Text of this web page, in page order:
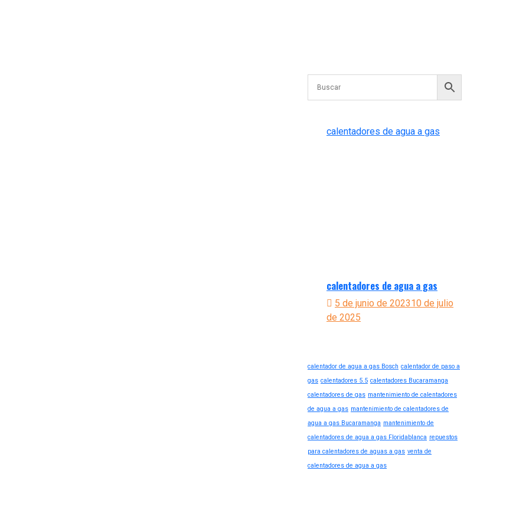
calentadores de agua a gas
calentadores de agua a gas
5 de junio de 202310 de julio
de 2025
calentador de agua a gas Bosch calentador de paso a
gas calentadores 5.5 calentadores Bucaramanga
calentadores de gas mantenimiento de calentadores
de agua a gas mantenimiento de calentadores de
agua a gas Bucaramanga mantenimiento de
calentadores de agua a gas Floridablanca repuestos
para calentadores de aguas a gas venta de
calentadores de agua a gas